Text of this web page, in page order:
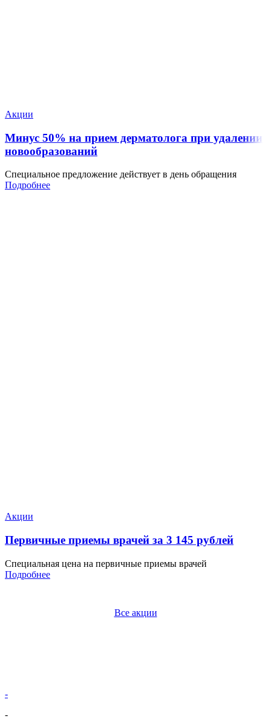
Акции
Минус 50% на прием дерматолога при удалении
новообразований
Специальное предложение действует в день обращения
Подробнее
Акции
Первичные приемы врачей за 3 145 рублей
Специальная цена на первичные приемы врачей
Подробнее
Все акции
-
-